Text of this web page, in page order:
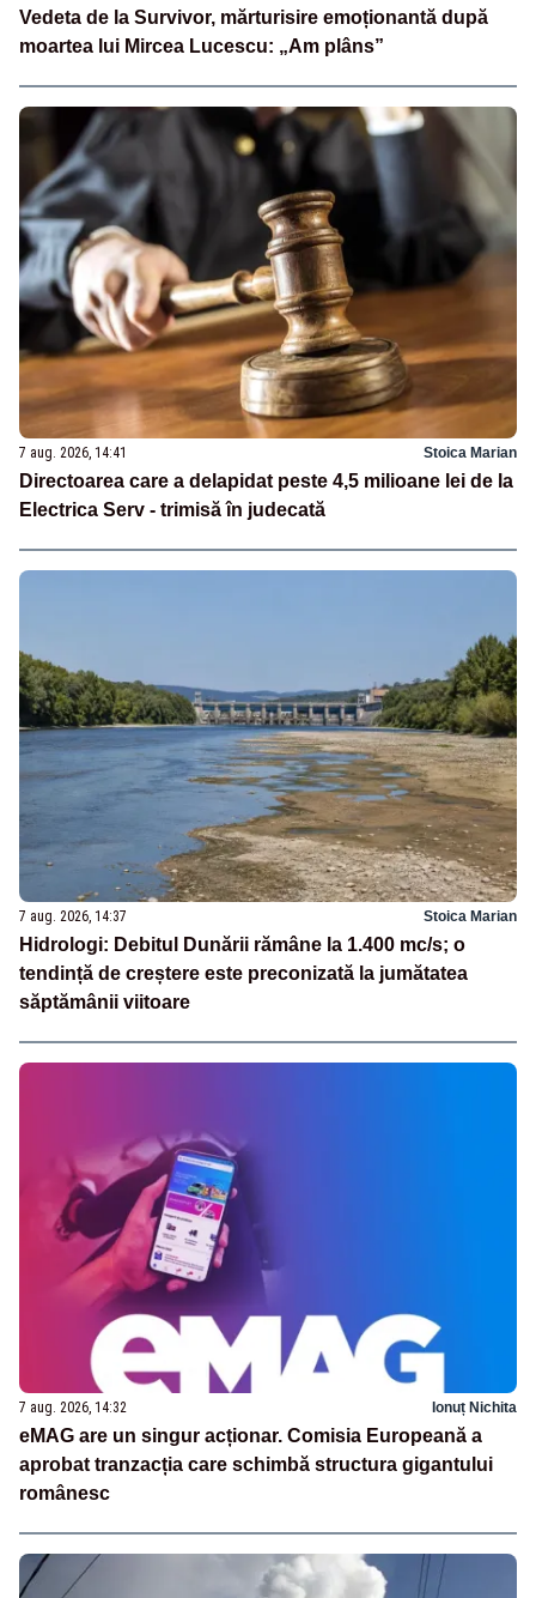
Vedeta de la Survivor, mărturisire emoționantă după
moartea lui Mircea Lucescu: „Am plâns”
7 aug. 2026, 14:41 Stoica Marian
Directoarea care a delapidat peste 4,5 milioane lei de la
Electrica Serv - trimisă în judecată
7 aug. 2026, 14:37 Stoica Marian
Hidrologi: Debitul Dunării rămâne la 1.400 mc/s; o
tendință de creștere este preconizată la jumătatea
săptămânii viitoare
7 aug. 2026, 14:32 Ionuț Nichita
eMAG are un singur acționar. Comisia Europeană a
aprobat tranzacția care schimbă structura gigantului
românesc